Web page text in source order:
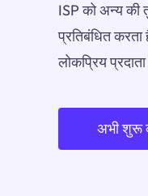
ISP को अन्य की
प्रतिबंधित
लोकप्रिय
अभी शुरू